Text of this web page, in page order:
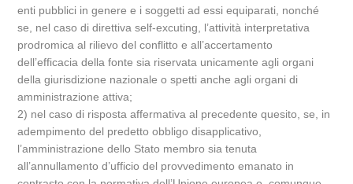
enti pubblici in genere e i soggetti ad essi equiparati, nonché
se, nel caso di direttiva self-excuting, l’attività interpretativa
prodromica al rilievo del conflitto e all’accertamento
dell’efficacia della fonte sia riservata unicamente agli organi
della giurisdizione nazionale o spetti anche agli organi di
amministrazione attiva;
2) nel caso di risposta affermativa al precedente quesito, se, in
adempimento del predetto obbligo disapplicativo,
l’amministrazione dello Stato membro sia tenuta
all’annullamento d’ufficio del provvedimento emanato in